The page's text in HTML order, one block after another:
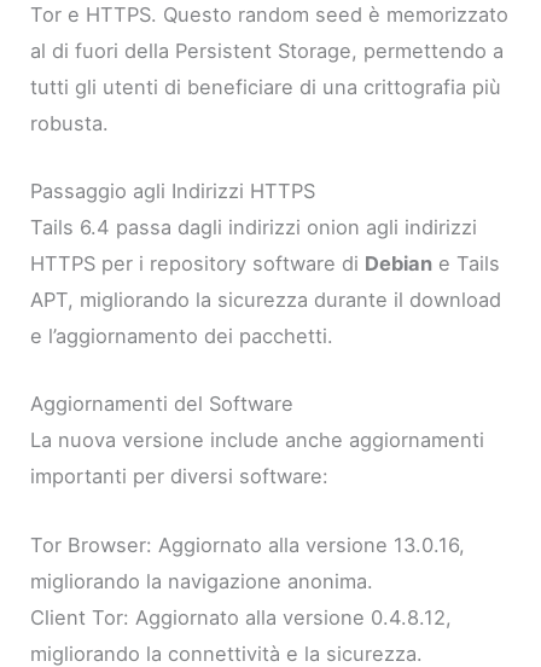
Tor e HTTPS. Questo random seed è memorizzato
al di fuori della Persistent Storage, permettendo a
tutti gli utenti di beneficiare di una crittografia più
robusta.
Passaggio agli Indirizzi HTTPS
Tails 6.4 passa dagli indirizzi onion agli indirizzi
HTTPS per i repository software di Debian e Tails
APT, migliorando la sicurezza durante il download
e l’aggiornamento dei pacchetti.
Aggiornamenti del Software
La nuova versione include anche aggiornamenti
importanti per diversi software:
Tor Browser: Aggiornato alla versione 13.0.16,
migliorando la navigazione anonima.
Client Tor: Aggiornato alla versione 0.4.8.12,
migliorando la connettività e la sicurezza.